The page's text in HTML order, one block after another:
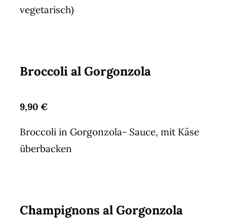
vegetarisch)
Broccoli al Gorgonzola
9,90 €
Broccoli in Gorgonzola- Sauce, mit Käse
überbacken
Champignons al Gorgonzola